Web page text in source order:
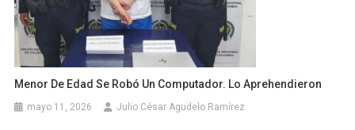
Menor De Edad Se Robó Un Computador. Lo Aprehendieron
mayo 11, 2026 Julio César Agudelo Ramírez